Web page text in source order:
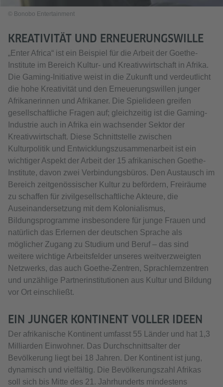
© Bonobo Entertainment
KREATIVITÄT UND ERNEUERUNGSWILLE
„Enter Africa“ ist ein Beispiel für die Arbeit der Goethe-
Institute im Bereich Kultur- und Kreativwirtschaft in Afrika.
Die Gaming-Initiative weist in die Zukunft und verdeutlicht
die hohe Kreativität und den Erneuerungswillen junger
Afrikanerinnen und Afrikaner. Die Spielideen greifen
gesellschaftliche Fragen auf; gleichzeitig ist die Gaming-
Industrie auch in Afrika ein wachsender Sektor der
Kreativwirtschaft. Diese Schnittstelle zwischen
Kulturpolitik und Entwicklungszusammenarbeit ist ein
wichtiger Aspekt der Arbeit der 15 afrikanischen Goethe-
Institute, davon zwei Verbindungsbüros. Den Austausch im
Bereich zeitgenössischer Kultur zu befördern, Freiräume
zu schaffen für zivilgesellschaftliche Akteure, die
Auseinandersetzung mit dem Kolonialismus,
Bildungsprogramme insbesondere für junge Frauen und
natürlich das Erlernen der deutschen Sprache als
möglicher Zugang zu Studium und Beruf – das sind
weitere wichtige Arbeitsfelder unseres weitverzweigten
Netzwerks, das auch Goethe-Zentren, Sprachlernzentren
und unzählige Partnerinstitutionen aus Kultur und Bildung
vor Ort einschließt.
EIN JUNGER KONTINENT VOLLER IDEEN
Der afrikanische Kontinent umfasst 55 Länder und hat 1,3
Milliarden Einwohner. Das Durchschnittsalter der
Bevölkerung liegt bei 18 Jahren. Der Kontinent ist jung,
dynamisch und vielfältig. Die Bevölkerungszahl Afrikas
soll sich bis Mitte des 21. Jahrhunderts mindestens